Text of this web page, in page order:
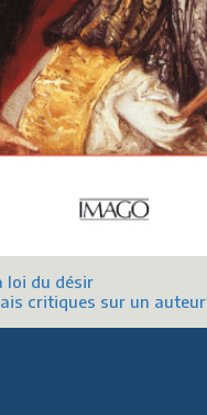
loi du désir
critiques sur un auteur